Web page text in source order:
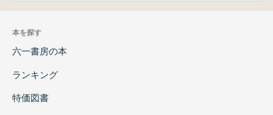
本を探す
六一書房の本
ランキング
特価図書